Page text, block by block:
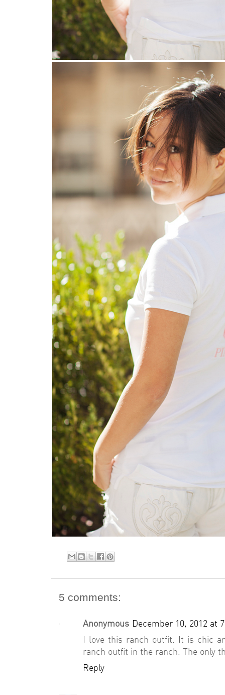
5 comments:
Anonymous December 10, 2012 at
I love this ranch outfit. It is chic
ranch outfit in the ranch. The only
Reply